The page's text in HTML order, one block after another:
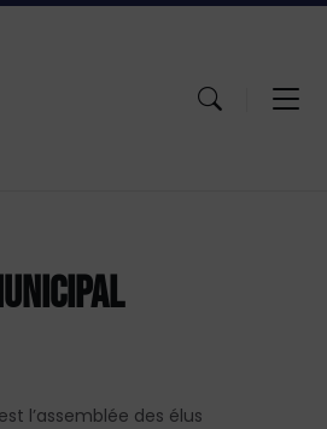
l’assemblée des élus